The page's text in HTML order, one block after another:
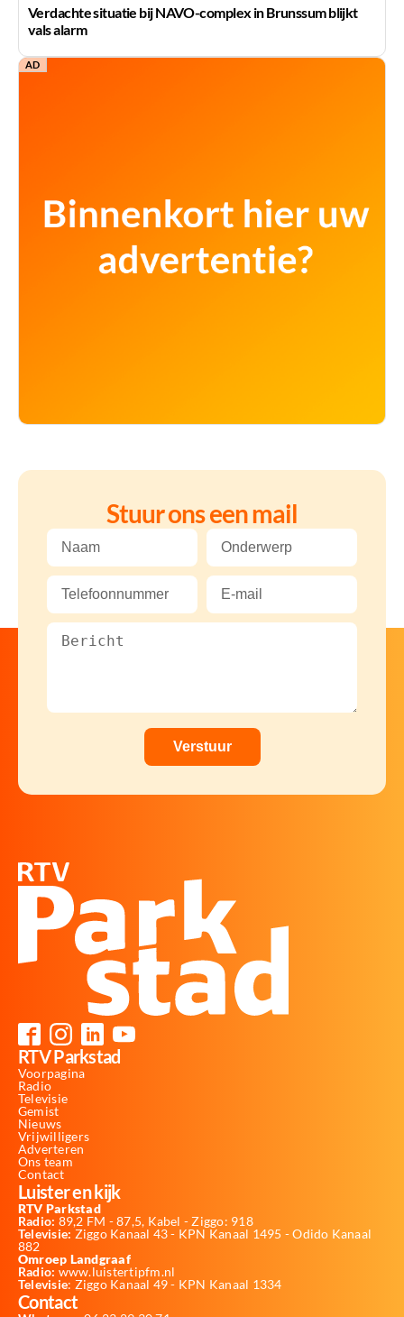
Verdachte situatie bij NAVO-complex in Brunssum blijkt
vals alarm
AD
Stuur ons een mail
RTV Parkstad
Voorpagina
Radio
Televisie
Gemist
Nieuws
Vrijwilligers
Adverteren
Ons team
Contact
Luister en kijk
RTV Parkstad
Radio: 89,2 FM - 87,5, Kabel - Ziggo: 918
Televisie: Ziggo Kanaal 43 - KPN Kanaal 1495 - Odido Kanaal
882
Omroep Landgraaf
Radio: www.luistertipfm.nl
Televisie: Ziggo Kanaal 49 - KPN Kanaal 1334
Contact